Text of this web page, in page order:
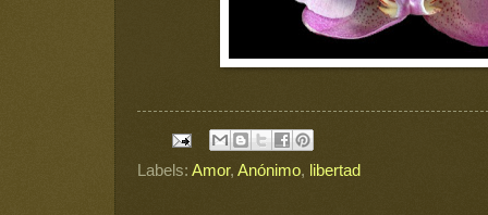
Labels: Amor, Anónimo, libertad